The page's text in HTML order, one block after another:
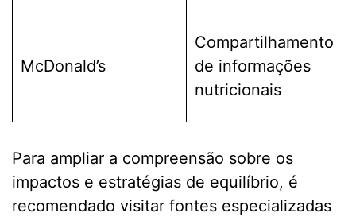
McDonald’s
Compartilhamento
de informações
nutricionais
Para ampliar a compreensão sobre os
impactos e estratégias de equilíbrio, é
recomendado visitar fontes especializadas